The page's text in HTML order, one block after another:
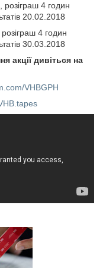
4 годин
20.02.2018
4 годин
30.03.2018
акції дивіться на
VHBGPH